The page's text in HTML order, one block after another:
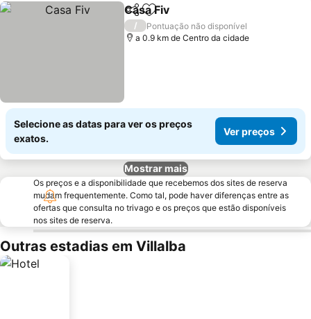
PartilharAdicionar aos favoritos
Casa Fiv
/
Pontuação não disponível
a 0.9 km de Centro da cidade
Selecione as datas para ver os preços
exatos.
Ver preços
Mostrar mais
Os preços e a disponibilidade que recebemos dos sites de reserva
mudam frequentemente. Como tal, pode haver diferenças entre as
ofertas que consulta no trivago e os preços que estão disponíveis
nos sites de reserva.
Outras estadias em Villalba